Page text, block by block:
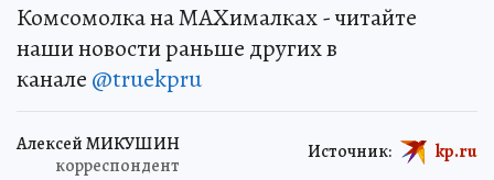
Комсомолка на MAXималках - читайте
наши новости раньше других в
канале @truekpru
Алексей МИКУШИН
корреспондент
Источник: kp.ru